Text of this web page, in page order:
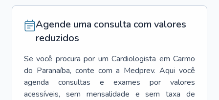
Agende uma consulta com valores
reduzidos
Se você procura por um Cardiologista em Carmo
do Paranaíba, conte com a Medprev. Aqui você
agenda consultas e exames por valores
acessíveis, sem mensalidade e sem taxa de